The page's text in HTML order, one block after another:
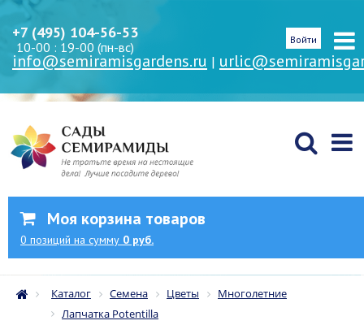
+7 (495) 104-56-53
10-00 : 19-00 (пн-вс)
info@semiramisgardens.ru |
Войти
Моя корзина товаров
0 позиций на сумму 0 руб.
Каталог Семена Цветы
Многолетние
Лапчатка Potentilla